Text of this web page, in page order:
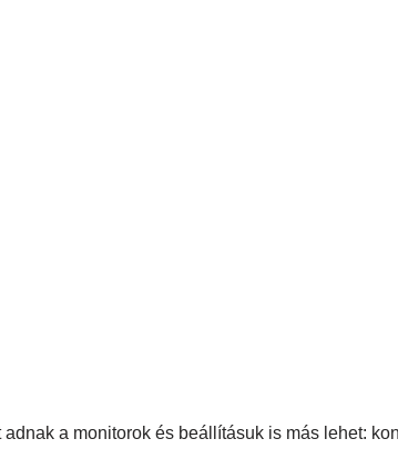
a monitorok és beállításuk is más lehet: